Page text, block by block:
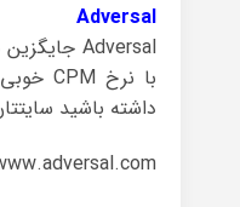
Adversal
Adversal جایگزین
با نرخ CPM
داشته باشید